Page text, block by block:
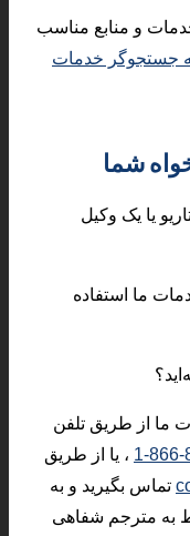
و منابع مناسب
جستجوگر خدمات
شما
یا یک وکیل
ما استفاده
ما از طریق تلفن
1-866- ، یا از طریق
تماس بگیرید و به
به مترجم شفاهی